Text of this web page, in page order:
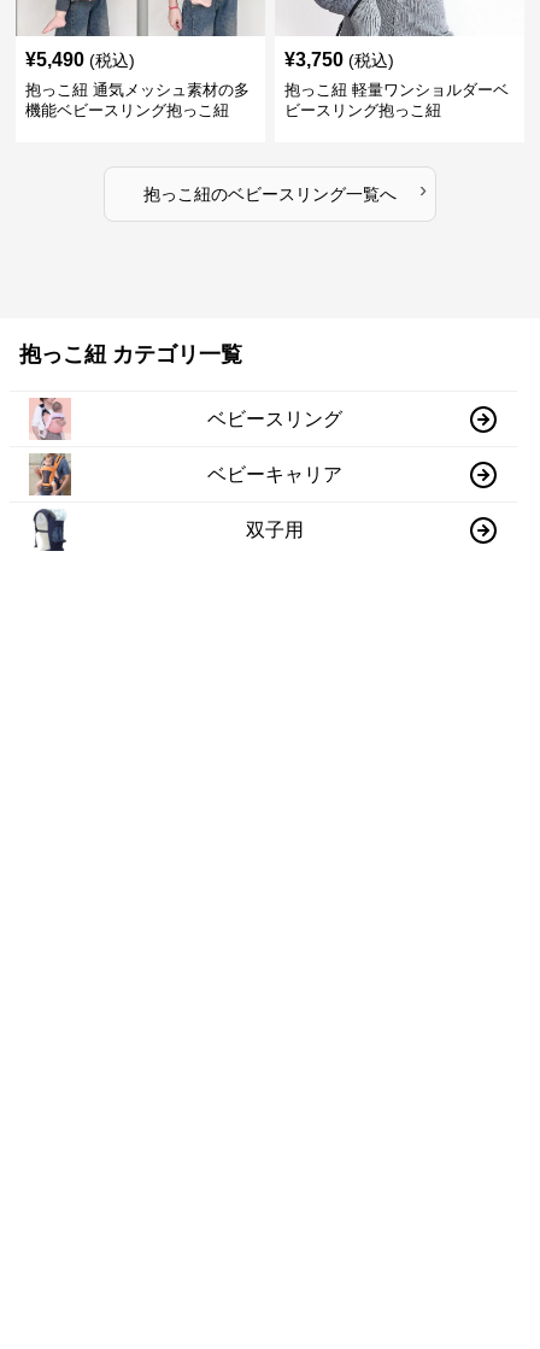
¥5,490 (税込)
抱っこ紐 通気メッシュ素材の多
機能ベビースリング抱っこ紐
¥3,750 (税込)
抱っこ紐 軽量ワンショルダーベ
ビースリング抱っこ紐
抱っこ紐のベビースリング一覧へ ›
抱っこ紐 カテゴリ一覧
ベビースリング
ベビーキャリア
双子用